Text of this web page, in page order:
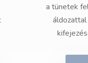
a tünetek